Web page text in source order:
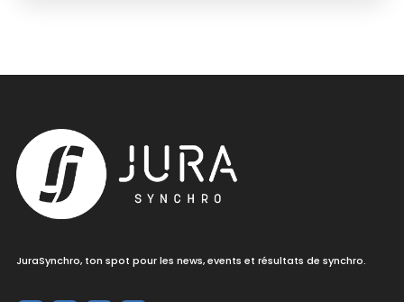
JuraSynchro, ton spot pour les news, events et résultats de synchro.